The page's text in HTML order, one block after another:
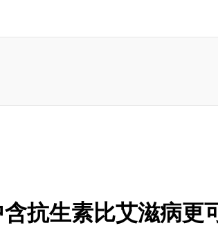
抗生素比艾滋病更